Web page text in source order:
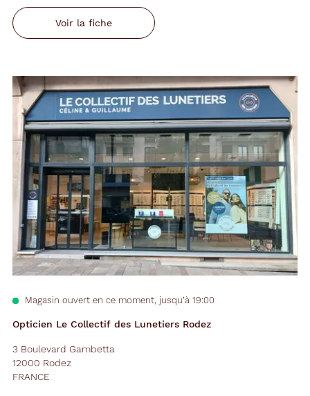
Voir la fiche
Opticien Le Collectif des Lunetiers Rodez
Magasin ouvert en ce moment, jusqu’à 19:00
3 Boulevard Gambetta
12000 Rodez
FRANCE